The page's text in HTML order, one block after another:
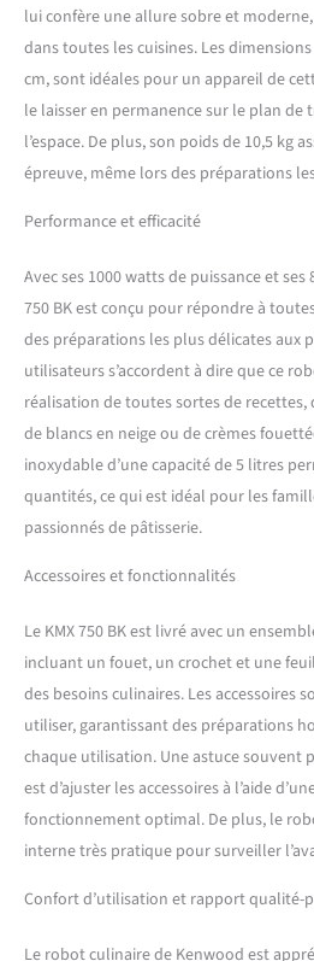
lui confère une allure sobre et
dans toutes les cuisines. Les
cm, sont idéales pour un appareil de
le laisser en permanence sur le plan de
l’espace. De plus, son poids de 10,5 kg
épreuve, même lors des préparations
Performance et efficacité
Avec ses 1000 watts de puissance et ses
750 BK est conçu pour répondre à
des préparations les plus délicates aux
utilisateurs s’accordent à dire que ce
réalisation de toutes sortes de recettes,
de blancs en neige ou de crèmes
inoxydable d’une capacité de 5 litres
quantités, ce qui est idéal pour les
passionnés de pâtisserie.
Accessoires et fonctionnalités
Le KMX 750 BK est livré avec un
incluant un fouet, un crochet et une
des besoins culinaires. Les accessoires
utiliser, garantissant des préparations
chaque utilisation. Une astuce souvent
est d’ajuster les accessoires à l’aide
fonctionnement optimal. De plus, le
interne très pratique pour surveiller
Confort d’utilisation et rapport qualité-
Le robot culinaire de Kenwood est